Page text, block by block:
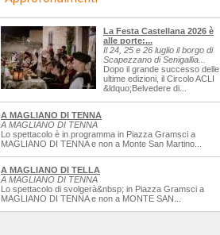
La Festa Castellana 2026 è
alle porte:...
Il 24, 25 e 26 luglio il borgo di
Scapezzano di Senigallia...
Dopo il grande successo delle
ultime edizioni, il Circolo ACLI
&ldquo;Belvedere di...
A MAGLIANO DI TENNA
A MAGLIANO DI TENNA
Lo spettacolo è in programma in Piazza Gramsci a
MAGLIANO DI TENNA e non a Monte San Martino...
A MAGLIANO DI TELLA
A MAGLIANO DI TENNA
Lo spettacolo di svolgerà&nbsp; in Piazza Gramsci a
MAGLIANO DI TENNA e non a MONTE SAN...